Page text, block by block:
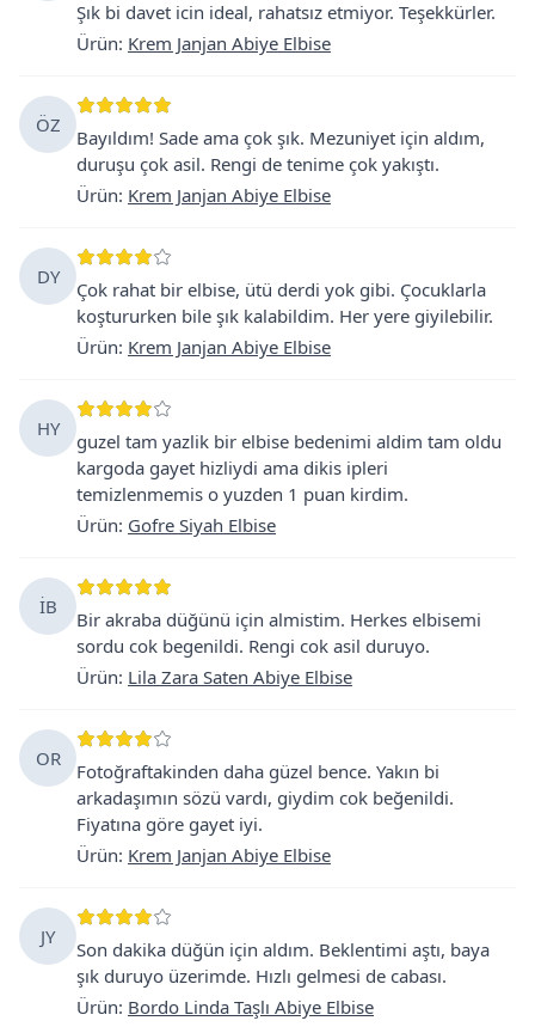
Şık bi davet icin ideal, rahatsız etmiyor. Teşekkürler.
Ürün: Krem Janjan Abiye Elbise
ÖZ
Bayıldım! Sade ama çok şık. Mezuniyet için aldım,
duruşu çok asil. Rengi de tenime çok yakıştı.
Ürün: Krem Janjan Abiye Elbise
DY
Çok rahat bir elbise, ütü derdi yok gibi. Çocuklarla
koştururken bile şık kalabildim. Her yere giyilebilir.
Ürün: Krem Janjan Abiye Elbise
HY
guzel tam yazlik bir elbise bedenimi aldim tam oldu
kargoda gayet hizliydi ama dikis ipleri
temizlenmemis o yuzden 1 puan kirdim.
Ürün: Gofre Siyah Elbise
İB
Bir akraba düğünü için almistim. Herkes elbisemi
sordu cok begenildi. Rengi cok asil duruyo.
Ürün: Lila Zara Saten Abiye Elbise
OR
Fotoğraftakinden daha güzel bence. Yakın bi
arkadaşımın sözü vardı, giydim cok beğenildi.
Fiyatına göre gayet iyi.
Ürün: Krem Janjan Abiye Elbise
JY
Son dakika düğün için aldım. Beklentimi aştı, baya
şık duruyo üzerimde. Hızlı gelmesi de cabası.
Ürün: Bordo Linda Taşlı Abiye Elbise